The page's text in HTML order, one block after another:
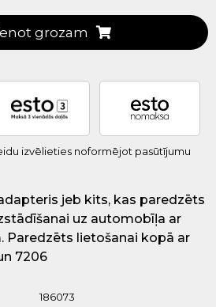
grozam
izvēlieties noformējot pasūtījumu
jeb kits, kas paredzēts
uz automobīļa ar
Paredzēts lietošanai kopā ar
7206
186073